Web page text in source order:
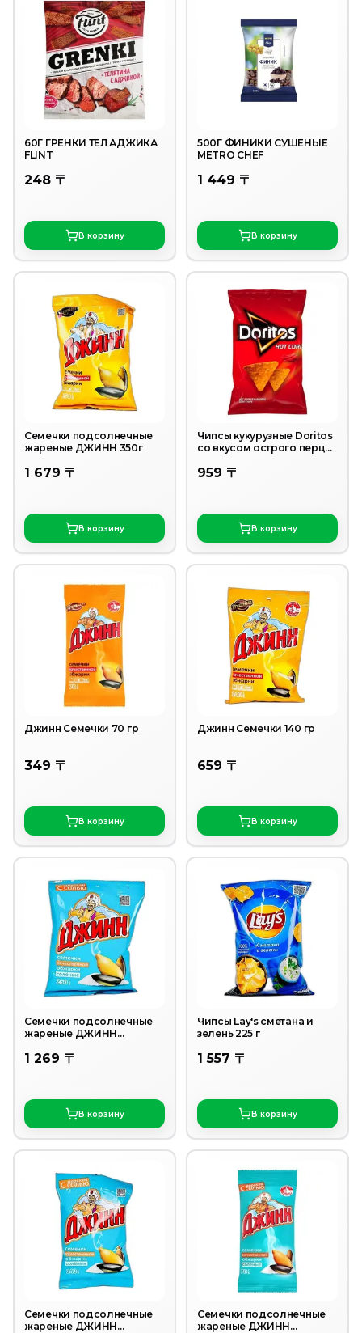
60Г ГРЕНКИ ТЕЛ АДЖИКА
FLINT
248 〒
В корзину
500Г ФИНИКИ СУШЕНЫЕ
METRO CHEF
1 449 〒
В корзину
Семечки подсолнечные
жареные ДЖИНН 350г
1 679 〒
В корзину
Чипсы кукурузные Doritos
со вкусом острого перца
959 〒
В корзину
Джинн Семечки 70 гр
349 〒
В корзину
Джинн Семечки 140 гр
659 〒
В корзину
Семечки подсолнечные
жареные ДЖИНН
1 269 〒
В корзину
Чипсы Lay's сметана и
зелень 225 г
1 557 〒
В корзину
Семечки подсолнечные
жареные ДЖИНН
Семечки подсолнечные
жареные ДЖИНН